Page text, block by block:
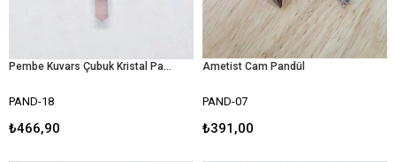
Pembe Kuvars Çubuk Kristal Pandül
PAND-18
₺466,90
Ametist Cam Pandül
PAND-07
₺391,00